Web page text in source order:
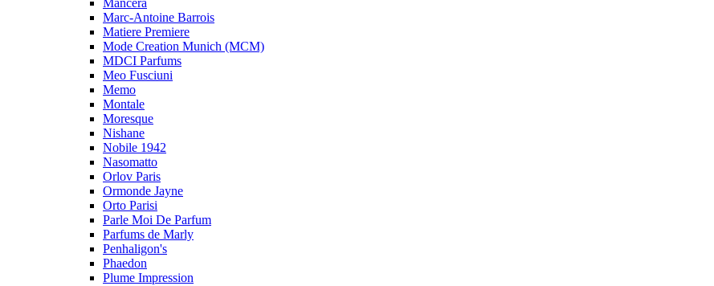
Mancera
Marc-Antoine Barrois
Matiere Premiere
Mode Creation Munich (MCM)
MDCI Parfums
Meo Fusciuni
Memo
Montale
Moresque
Nishane
Nobile 1942
Nasomatto
Orlov Paris
Ormonde Jayne
Orto Parisi
Parle Moi De Parfum
Parfums de Marly
Penhaligon's
Phaedon
Plume Impression